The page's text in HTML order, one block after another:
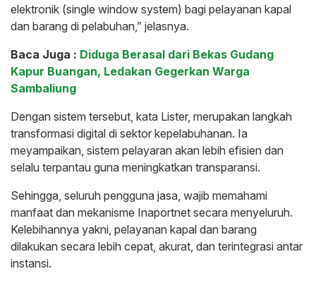
elektronik (single window system) bagi pelayanan kapal
dan barang di pelabuhan,” jelasnya.
Baca Juga : Diduga Berasal dari Bekas Gudang
Kapur Buangan, Ledakan Gegerkan Warga
Sambaliung
Dengan sistem tersebut, kata Lister, merupakan langkah
transformasi digital di sektor kepelabuhanan. Ia
meyampaikan, sistem pelayaran akan lebih efisien dan
selalu terpantau guna meningkatkan transparansi.
Sehingga, seluruh pengguna jasa, wajib memahami
manfaat dan mekanisme Inaportnet secara menyeluruh.
Kelebihannya yakni, pelayanan kapal dan barang
dilakukan secara lebih cepat, akurat, dan terintegrasi antar
instansi.